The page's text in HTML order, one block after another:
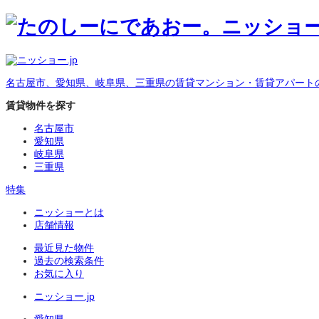
名古屋市、愛知県、岐阜県、三重県の賃貸マンション・賃貸アパート
賃貸物件を探す
名古屋市
愛知県
岐阜県
三重県
特集
ニッショーとは
店舗情報
最近見た物件
過去の検索条件
お気に入り
ニッショー.jp